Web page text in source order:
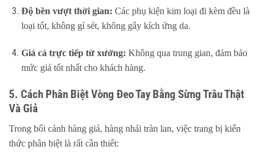
Độ bền vượt thời gian: Các phụ kiện kim loại đi kèm đều là
loại tốt, không gỉ sét, không gây kích ứng da.
Giá cả trực tiếp từ xưởng: Không qua trung gian, đảm bảo
mức giá tốt nhất cho khách hàng.
5. Cách Phân Biệt Vòng Đeo Tay Bằng Sừng Trâu Thật
Và Giả
Trong bối cảnh hàng giả, hàng nhái tràn lan, việc trang bị kiến
thức phân biệt là rất cần thiết: